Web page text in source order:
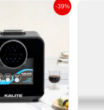
-39%
6.250.000 ₫.
Giá
hiện
3.790.000 ₫.